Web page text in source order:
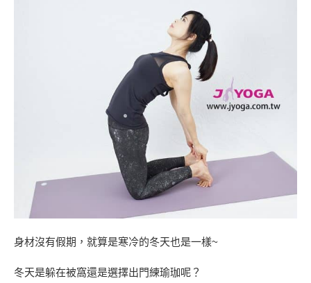
身材沒有假期，就算是寒冷的冬天也是一樣~
冬天是躲在被窩還是選擇出門練瑜珈呢？